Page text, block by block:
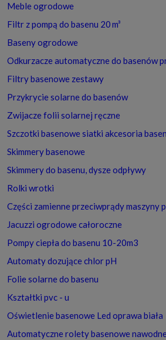
Meble ogrodowe
Filtr z pompą do basenu 20 m³
Baseny ogrodowe
Odkurzacze automatyczne do basenów
Filtry basenowe zestawy
Przykrycie solarne do basenów
Zwijacze folii solarnej ręczne
Szczotki basenowe siatki akcesoria
Skimmery basenowe
Skimmery do basenu, dysze odpływy
Rolki wrotki
Części zamienne przeciwprądy maszyny
Jacuzzi ogrodowe całoroczne
Pompy ciepła do basenu 10-20m3
Automaty dozujące chlor pH
Folie solarne do basenu
Kształtki pvc - u
Oświetlenie basenowe Led oprawa biała
Automatyczne rolety basenowe nawodne